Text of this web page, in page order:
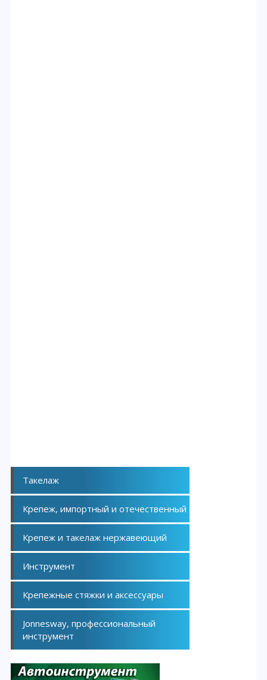
Такелаж
Крепеж, импортный и отечественный
Крепеж и такелаж нержавеющий
Инструмент
Крепежные стяжки и аксессуары
Jonnesway, профессиональный
инструмент